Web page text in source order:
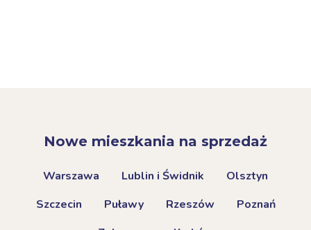
Nowe mieszkania na sprzedaż
Warszawa Lublin i Świdnik
Olsztyn
Szczecin
Puławy Rzeszów
Poznań